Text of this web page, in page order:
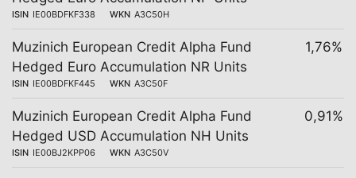
ISIN IE00BDFKF338 WKN A3C50H
Muzinich European Credit Alpha Fund
Hedged Euro Accumulation NR Units
ISIN IE00BDFKF445 WKN A3C50F
1,76%
Muzinich European Credit Alpha Fund
Hedged USD Accumulation NH Units
ISIN IE00BJ2KPP06 WKN A3C50V
0,91%